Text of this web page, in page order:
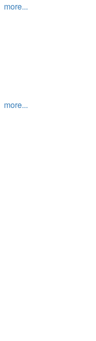
more...
more...